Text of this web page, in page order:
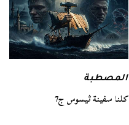
المصطبة
كلنا سفينة ثيسوس ج7